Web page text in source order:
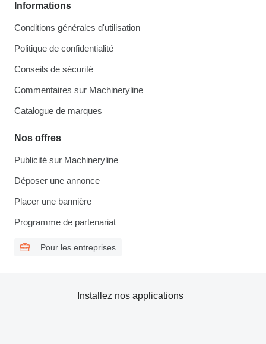
Informations
Conditions générales d'utilisation
Politique de confidentialité
Conseils de sécurité
Commentaires sur Machineryline
Catalogue de marques
Nos offres
Publicité sur Machineryline
Déposer une annonce
Placer une bannière
Programme de partenariat
Pour les entreprises
Installez nos applications